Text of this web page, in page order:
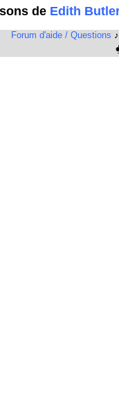
de Edith
Forum d'aide / Questions